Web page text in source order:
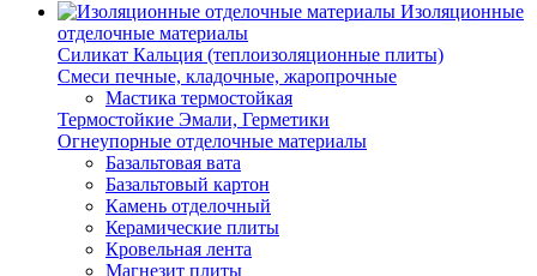
Изоляционные
отделочные материалы
Силикат Кальция (теплоизоляционные плиты)
Смеси печные, кладочные, жаропрочные
Мастика термостойкая
Термостойкие Эмали, Герметики
Огнеупорные отделочные материалы
Базальтовая вата
Базальтовый картон
Камень отделочный
Керамические плиты
Кровельная лента
Магнезит плиты